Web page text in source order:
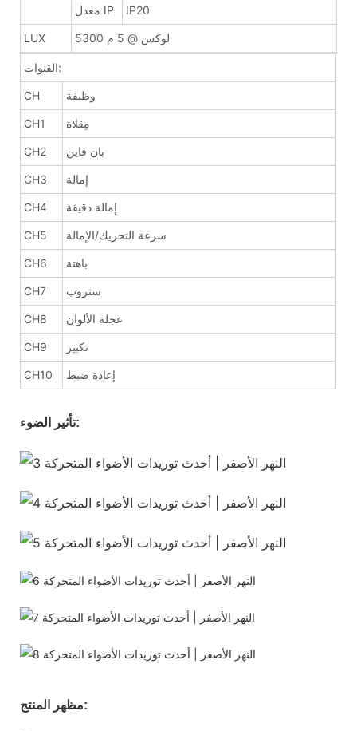
معدل IP IP20
LUX 5300 لوكس @ 5 م
القنوات:
CH وظيفة
CH1 مِقلاة
CH2 بان فاين
CH3 إمالة
CH4 إمالة دقيقة
CH5 سرعة التحريك/الإمالة
CH6 باهتة
CH7 ستروب
CH8 عجلة الألوان
CH9 تكبير
CH10 إعادة ضبط
تأثير الضوء:
مظهر المنتج: